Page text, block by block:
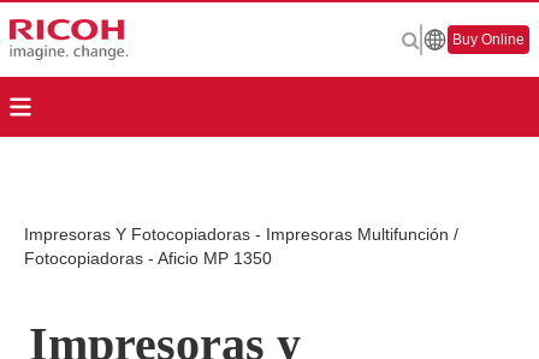
Buy Online
Impresoras Y Fotocopiadoras - Impresoras Multifunción /
Fotocopiadoras - Aficio MP 1350
Impresoras y